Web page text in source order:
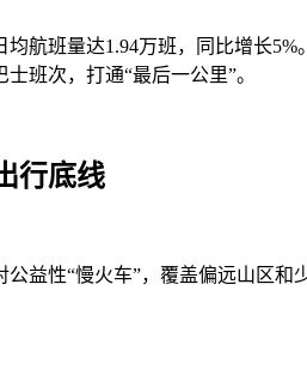
均航班量达1.94万班，同比增长
班次，打通“最后一公里”。
行底线
益性“慢火车”，覆盖偏远山区